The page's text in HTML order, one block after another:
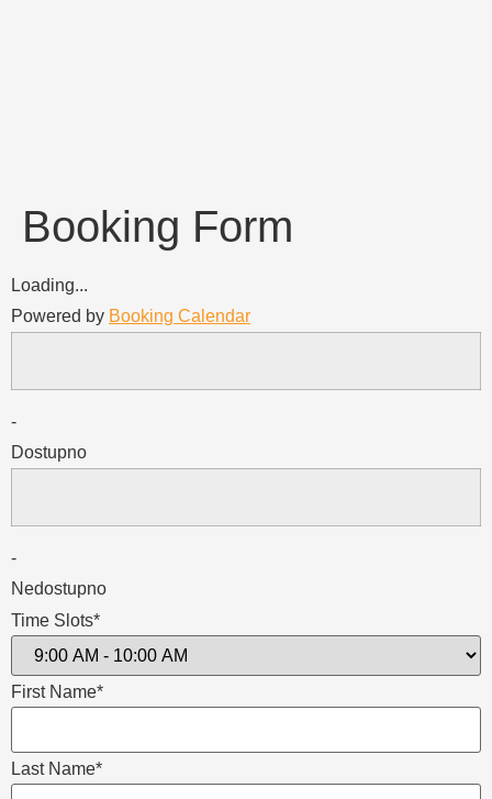
Booking Form
Loading...
Powered by Booking Calendar
-
Dostupno
-
Nedostupno
Time Slots*
First Name*
Last Name*